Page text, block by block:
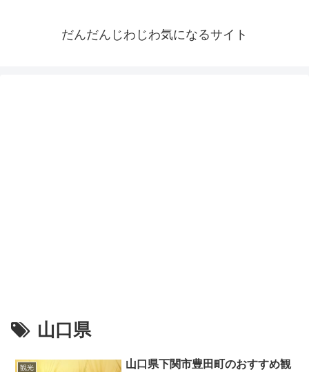
だんだんじわじわ気になるサイト
山口県
観光
山口県下関市豊田町のおすすめ観